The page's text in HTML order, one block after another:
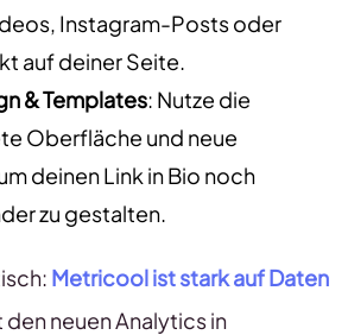
Instagram-Posts oder
auf deiner Seite.
& Templates: Nutze die
Oberfläche und neue
deinen Link in Bio noch
zu gestalten.
Metricool ist stark auf Daten
den neuen Analytics in